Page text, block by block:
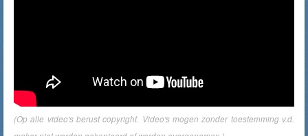
(Op alle video's berust copyright. Video's mogen zonder toestemming v.d.